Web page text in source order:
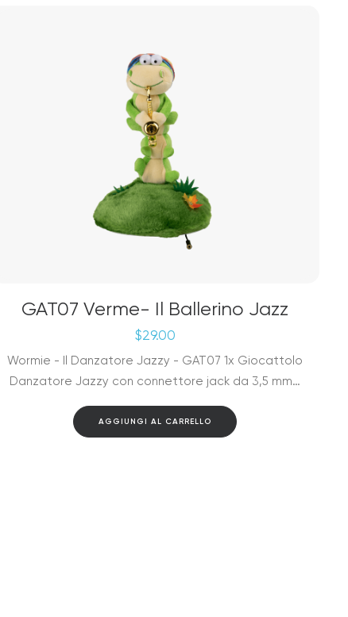
GAT07 Verme- Il Ballerino Jazz
$29.00
Wormie - Il Danzatore Jazzy - GAT07 1x Giocattolo
Danzatore Jazzy con connettore jack da 3,5 mm…
AGGIUNGI AL CARRELLO